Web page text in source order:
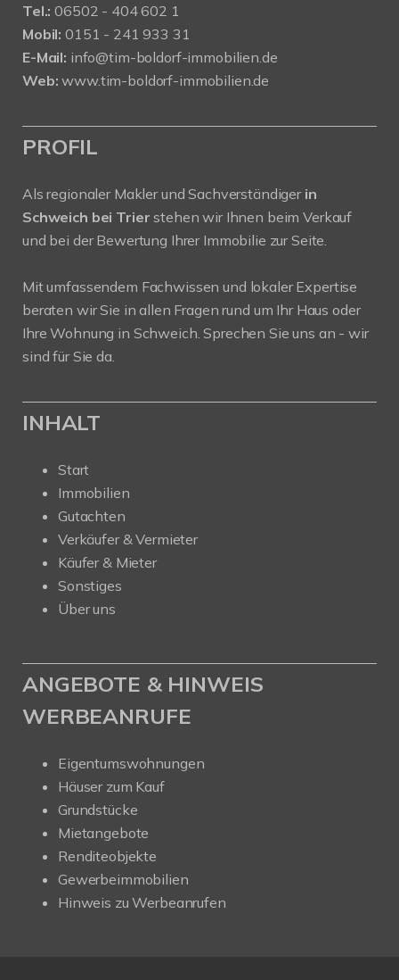
Tel.: 06502 - 404 602 1
Mobil: 0151 - 241 933 31
E-Mail: info@tim-boldorf-immobilien.de
Web:www.tim-boldorf-immobilien.de
PROFIL
Als regionaler Makler und Sachverständigerin
Schweich bei Trierstehen wir Ihnen beim Verkauf
und bei der Bewertung Ihrer Immobilie zur Seite.
Mit umfassendem Fachwissen und lokaler Expertise
beraten wir Sie in allen Fragen rund um Ihr Haus oder
Ihre Wohnung in Schweich. Sprechen Sie uns an - wir
sind für Sie da.
INHALT
Start
Immobilien
Gutachten
Verkäufer & Vermieter
Käufer & Mieter
Sonstiges
Über uns
ANGEBOTE & HINWEIS
WERBEANRUFE
Eigentumswohnungen
Häuser zum Kauf
Grundstücke
Mietangebote
Renditeobjekte
Gewerbeimmobilien
Hinweis zu Werbeanrufen